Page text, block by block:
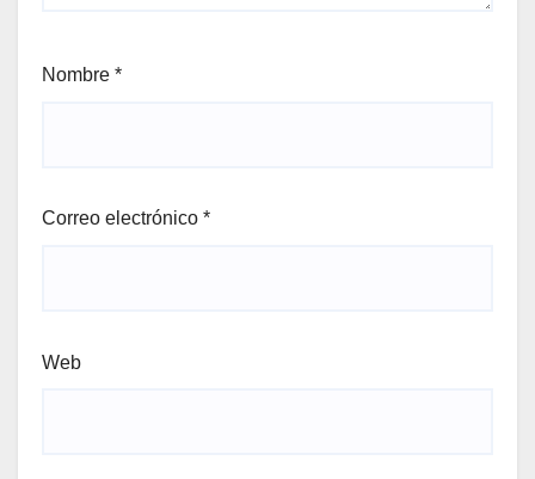
Nombre *
Correo electrónico *
Web